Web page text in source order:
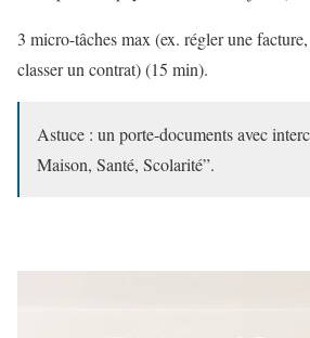
3 micro-tâches max (ex. régler une
classer un contrat) (15 min).
Astuce : un porte-documents avec
Maison, Santé, Scolarité”.